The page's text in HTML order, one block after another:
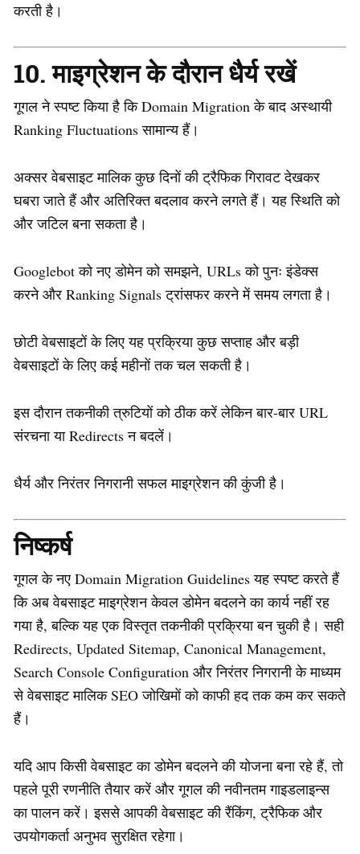
करती है।
10. माइग्रेशन के दौरान धैर्य रखें
गूगल ने स्पष्ट किया है कि Domain Migration के बाद अस्थायी
Ranking Fluctuations सामान्य हैं।
अक्सर वेबसाइट मालिक कुछ दिनों की ट्रैफिक गिरावट देखकर
घबरा जाते हैं और अतिरिक्त बदलाव करने लगते हैं। यह स्थिति को
और जटिल बना सकता है।
Googlebot को नए डोमेन को समझने, URLs को पुनः इंडेक्स
करने और Ranking Signals ट्रांसफर करने में समय लगता है।
छोटी वेबसाइटों के लिए यह प्रक्रिया कुछ सप्ताह और बड़ी
वेबसाइटों के लिए कई महीनों तक चल सकती है।
इस दौरान तकनीकी त्रुटियों को ठीक करें लेकिन बार-बार URL
संरचना या Redirects न बदलें।
धैर्य और निरंतर निगरानी सफल माइग्रेशन की कुंजी है।
निष्कर्ष
गूगल के नए Domain Migration Guidelines यह स्पष्ट करते हैं
कि अब वेबसाइट माइग्रेशन केवल डोमेन बदलने का कार्य नहीं रह
गया है, बल्कि यह एक विस्तृत तकनीकी प्रक्रिया बन चुकी है। सही
Redirects, Updated Sitemap, Canonical Management,
Search Console Configuration और निरंतर निगरानी के माध्यम
से वेबसाइट मालिक SEO जोखिमों को काफी हद तक कम कर सकते
हैं।
यदि आप किसी वेबसाइट का डोमेन बदलने की योजना बना रहे हैं, तो
पहले पूरी रणनीति तैयार करें और गूगल की नवीनतम गाइडलाइन्स
का पालन करें। इससे आपकी वेबसाइट की रैंकिंग, ट्रैफिक और
उपयोगकर्ता अनुभव सुरक्षित रहेगा।